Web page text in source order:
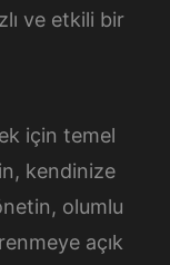
ve etkili bir
için temel
kendinize
olumlu
açık